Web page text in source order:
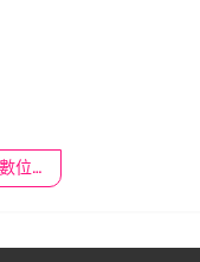
滿$100送數位印花